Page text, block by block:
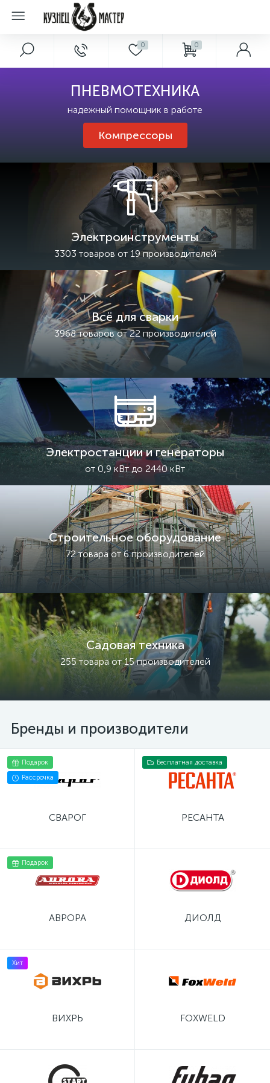
0 0
ПНЕВМОТЕХНИКА
надежный помощник в работе
Компрессоры
Электроинструменты
3303 товаров от 19 производителей
Всё для сварки
3968 товаров от 22 производителей
Электростанции и генераторы
от 0,9 кВт до 2440 кВт
Строительное оборудование
72 товара от 6 производителей
Садовая техника
255 товара от 15 производителей
Бренды и производители
Подарок
Рассрочка
СВАРОГ
Бесплатная доставка
РЕСАНТА
Подарок
АВРОРА ДИОЛД
Хит
ВИХРЬ FOXWELD